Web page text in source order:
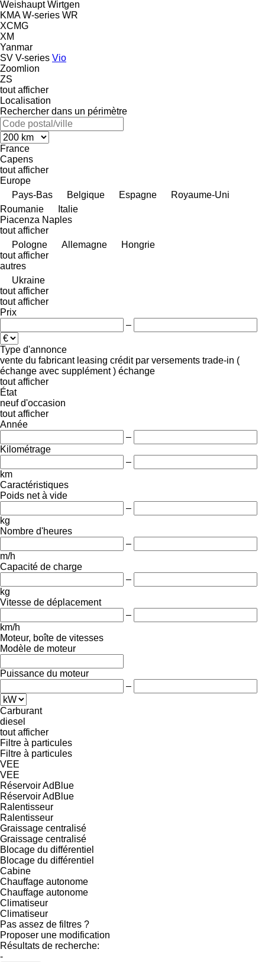
Weishaupt Wirtgen
KMA W-series WR
XCMG
XM
Yanmar
SV V-series Vio
Zoomlion
ZS
tout afficher
Localisation
Rechercher dans un périmètre
France
Capens
tout afficher
Europe
Pays-Bas
Belgique Espagne
Royaume-Uni
Roumanie
Italie
Piacenza Naples
tout afficher
Pologne
Allemagne
Hongrie
tout afficher
autres
Ukraine
tout afficher
tout afficher
Prix
–
Type d'annonce
vente du fabricant leasing crédit par versements trade-in (
échange avec supplément ) échange
tout afficher
État
neuf d'occasion
tout afficher
Année
–
Kilométrage
–
km
Caractéristiques
Poids net à vide
–
kg
Nombre d'heures
–
m/h
Capacité de charge
–
kg
Vitesse de déplacement
–
km/h
Moteur, boîte de vitesses
Modèle de moteur
Puissance du moteur
–
Carburant
diesel
tout afficher
Filtre à particules
Filtre à particules
VEE
VEE
Réservoir AdBlue
Réservoir AdBlue
Ralentisseur
Ralentisseur
Graissage centralisé
Graissage centralisé
Blocage du différentiel
Blocage du différentiel
Cabine
Chauffage autonome
Chauffage autonome
Climatiseur
Climatiseur
Pas assez de filtres ?
Proposer une modification
Résultats de recherche:
-